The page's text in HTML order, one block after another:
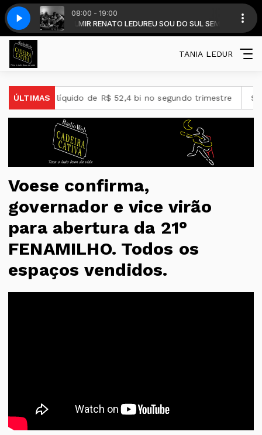
08:00 - 19:00
- com DALMIR RENATO LEDUREU SOU DO SUL SEM FRONTEIRAS -
A VIDA 25 ,LOC -BIDINHO - CARTEANDO A VIDA 25
TANIA LEDUR
ÚLTIMAS
líquido de R$ 52,4 bi no segundo trimestre STF
Voese confirma,
governador e vice virão
para abertura da 21°
FENAMILHO. Todos os
espaços vendidos.